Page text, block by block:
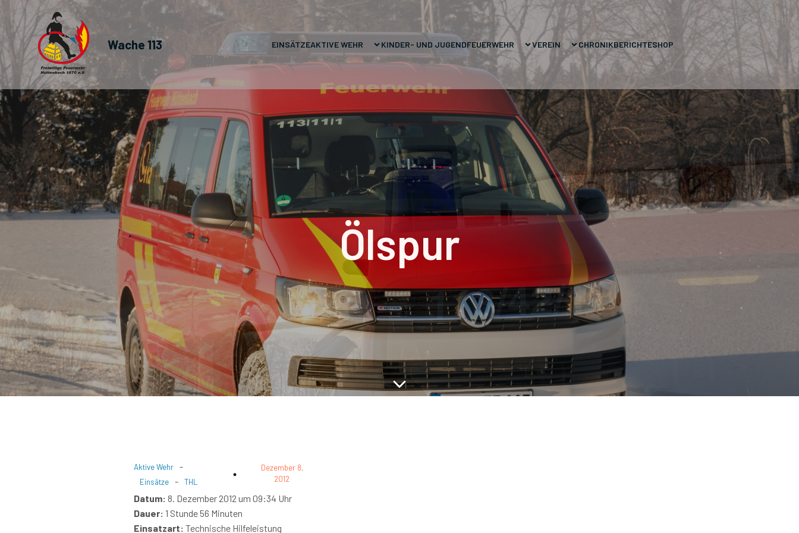
Wache 113 EINSÄTZEAKTIVE WEHR KINDER- UND JUGENDFEUERWEHR VEREIN CHRONIKBERICHTESHOP
Ölspur
Aktive Wehr -
Einsätze - THL
Dezember 8,
2012
Datum: 8. Dezember 2012 um 09:34 Uhr
Dauer: 1 Stunde 56 Minuten
Einsatzart: Technische Hilfeleistung